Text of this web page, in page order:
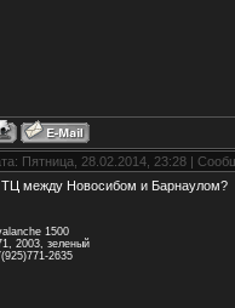
Пятница, 28.02.2014, 23:28 |
между Новосибом и Барнаулом?
1500
2003, зеленый
2635